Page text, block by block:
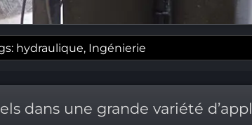
hydraulique, Ingénierie
dans une grande variété